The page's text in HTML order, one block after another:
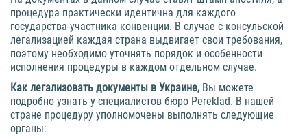
процедура практически идентична для каждого
государства-участника конвенции. В случае с консульской
легализацией каждая страна выдвигает свои требования,
поэтому необходимо уточнять порядок и особенности
исполнения процедуры в каждом отдельном случае.
Как легализовать документы в Украине, Вы можете
подробно узнать у специалистов бюро Pereklad. В нашей
стране процедуру уполномочены выполнять следующие
органы: